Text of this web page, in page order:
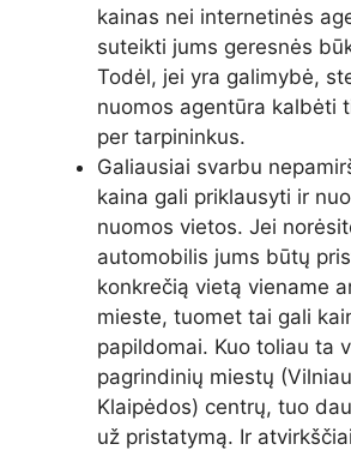
kainas nei internetinės
suteikti jums geresnės
Todėl, jei yra galimybė,
nuomos agentūra kalbėti
per tarpininkus.
Galiausiai svarbu
kaina gali priklausyti ir
nuomos vietos. Jei
automobilis jums būtų
konkrečią vietą viename
mieste, tuomet tai gali
papildomai. Kuo toliau ta
pagrindinių miestų
Klaipėdos) centrų, tuo
už pristatymą. Ir